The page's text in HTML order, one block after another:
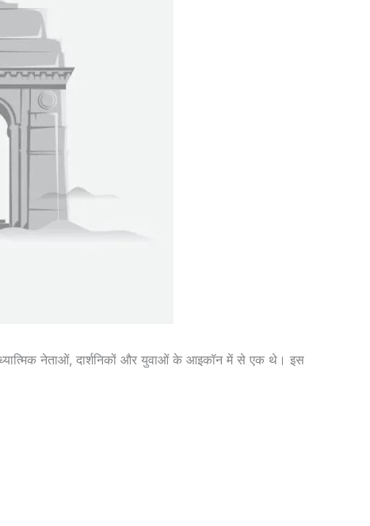
नेताओं, दार्शनिकों और युवाओं के आइकॉन में से एक थे। इस